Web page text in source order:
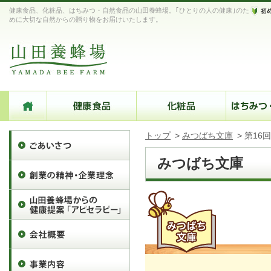
健康食品、化粧品、はちみつ・自然食品の山田養蜂場。｢ひとりの人の健康｣のた
めに大切な自然からの贈り物をお届けいたします。
トップ > みつばち文庫 > 第16
みつばち文庫